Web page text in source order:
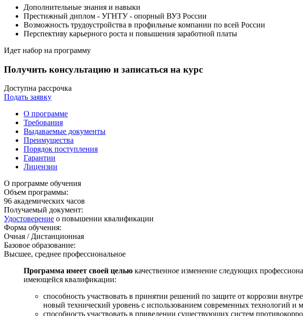
Дополнительные знания и навыки
Престижный диплом - УГНТУ - опорный ВУЗ России
Возможность трудоустройства в профильные компании по всей России
Перспективу карьерного роста и повышения заработной платы
Идет набор на программу
Получить консультацию и записаться на курс
Доступна рассрочка
Подать заявку
О программе
Требования
Выдаваемые документы
Преимущества
Порядок поступления
Гарантии
Лицензии
О программе обучения
Объем программы:
96 академических часов
Получаемый документ:
Удостоверение о повышении квалификации
Форма обучения:
Очная / Дистанционная
Базовое образование:
Высшее, среднее профессиональное
Программа имеет своей целью качественное изменение следующих
имеющейся квалификации:
способность участвовать в принятии решений по защите от коррозии
новый технический уровень с использованием современных технологий и
способность участвовать в приведении существующих систем